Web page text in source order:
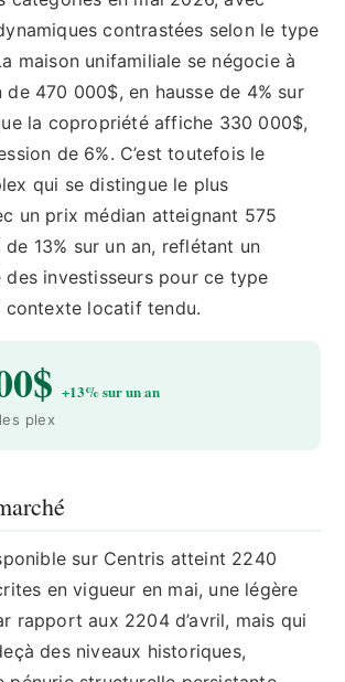
contrastées selon le type
maison unifamiliale se négocie à
de 470 000$, en hausse de 4% sur
la copropriété affiche 330 000$,
de 6%. C’est toutefois le
qui se distingue le plus
un prix médian atteignant 575
13% sur un an, reflétant un
des investisseurs pour ce type
contexte locatif tendu.
+13% sur un an
plex
sur Centris atteint 2240
en vigueur en mai, une légère
rapport aux 2204 d’avril, mais qui
des niveaux historiques,